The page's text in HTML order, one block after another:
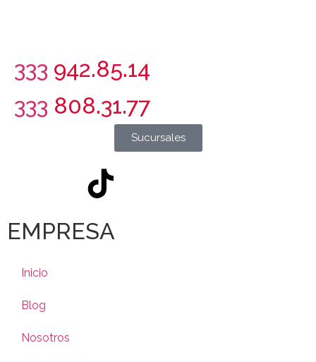
333 942.85.14
333 808.31.77
Sucursales
EMPRESA
Inicio
Blog
Nosotros